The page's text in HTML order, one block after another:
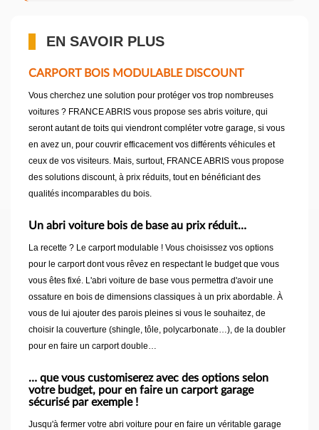
EN SAVOIR PLUS
CARPORT BOIS MODULABLE DISCOUNT
Vous cherchez une solution pour protéger vos trop nombreuses
voitures ? FRANCE ABRIS vous propose ses abris voiture, qui
seront autant de toits qui viendront compléter votre garage, si vous
en avez un, pour couvrir efficacement vos différents véhicules et
ceux de vos visiteurs. Mais, surtout, FRANCE ABRIS vous propose
des solutions discount, à prix réduits, tout en bénéficiant des
qualités incomparables du bois.
Un abri voiture bois de base au prix réduit…
La recette ? Le carport modulable ! Vous choisissez vos options
pour le carport dont vous rêvez en respectant le budget que vous
vous êtes fixé. L'abri voiture de base vous permettra d'avoir une
ossature en bois de dimensions classiques à un prix abordable. À
vous de lui ajouter des parois pleines si vous le souhaitez, de
choisir la couverture (shingle, tôle, polycarbonate…), de la doubler
pour en faire un carport double…
… que vous customiserez avec des options selon
votre budget, pour en faire un carport garage
sécurisé par exemple !
Jusqu'à fermer votre abri voiture pour en faire un véritable garage